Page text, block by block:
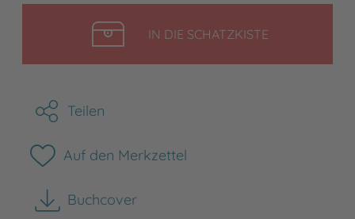
IN DIE SCHATZKISTELEGEN
Teilen
Auf den Merkzettel
Buchcover
herunterladen